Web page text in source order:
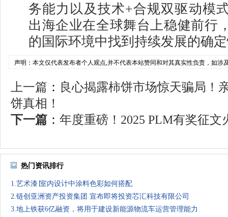
务能力以及技术+合规双驱动模
出海企业在全球舞台上稳健前行
的国际环境中找到持续发展的确
声明：本文仅代表发布者个人观点,并不代表本站赞同和对其真实性负责，如涉
上一篇 ： 良心揭露柿饼市场惊天骗局！
饼真相！
下一篇 ： 年度重磅！2025 PLM有奖征文
热门资讯排行
1.艺术漆∣室内设计中涂料色彩如何搭配
2.链创亚洲资产投资集团 宣布即将投资芯汇科技有限公司
3.地上铁获6亿融资，将用于建设新能源物流车运营管理能力